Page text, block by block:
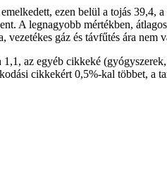
ezen belül a tojás 39,4,
A legnagyobb mértékben,
vezetékes gáz és távfűtés ára nem
1,1, az egyéb cikkeké
cikkekért 0,5%-kal többet, a